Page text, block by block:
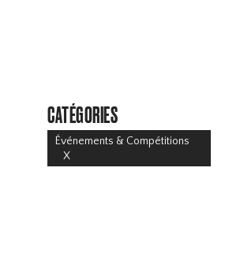
CATÉGORIES
Événements & Compétitions
X